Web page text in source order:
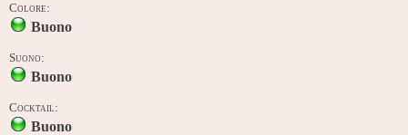
Colore:
Buono
Suono:
Buono
Cocktail:
Buono